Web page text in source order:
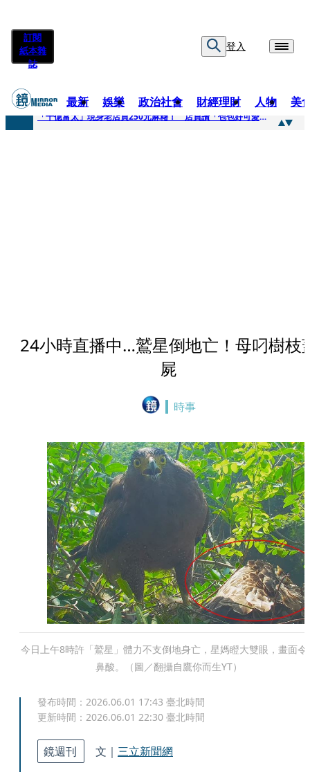
訂閱
紙本雜
誌
登入
最新 娛樂 政治社會 財經理財 人物 美
快訊
「千億富太」現身老店買250元麻糬！ 店員讚「包包好可愛」她笑回：我自己做的
24小時直播中…鷲星倒地亡！母叼樹枝
屍
時事
今日上午8時許「鷲星」體力不支倒地身亡，星媽瞪大雙眼，畫面令
鼻酸。（圖／翻攝自鷹你而生YT）
發布時間： 2026.06.01 17:43 臺北時間
更新時間： 2026.06.01 22:30 臺北時間
鏡週刊 文｜ 三立新聞網